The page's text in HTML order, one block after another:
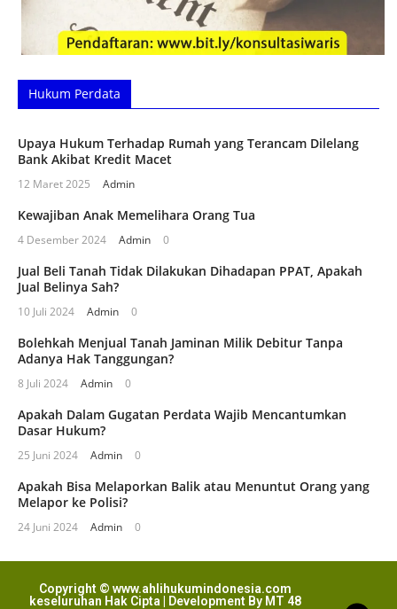
Hukum Perdata
Upaya Hukum Terhadap Rumah yang Terancam Dilelang
Bank Akibat Kredit Macet
12 Maret 2025 Admin
Kewajiban Anak Memelihara Orang Tua
4 Desember 2024 Admin 0
Jual Beli Tanah Tidak Dilakukan Dihadapan PPAT, Apakah
Jual Belinya Sah?
10 Juli 2024 Admin 0
Bolehkah Menjual Tanah Jaminan Milik Debitur Tanpa
Adanya Hak Tanggungan?
8 Juli 2024 Admin 0
Apakah Dalam Gugatan Perdata Wajib Mencantumkan
Dasar Hukum?
25 Juni 2024 Admin 0
Apakah Bisa Melaporkan Balik atau Menuntut Orang yang
Melapor ke Polisi?
24 Juni 2024 Admin 0
Copyright © www.ahlihukumindonesia.com
keseluruhan Hak Cipta | Development By MT 48